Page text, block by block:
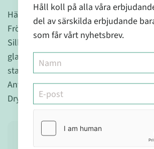
Häll vatten i den yttre glasbehållaren.
Fröer/nötter/spannmål hälls i sil-
Silbehållaren placeras i den vattenfyllda
glasbehållaren och sen mixas
stavmixer.
Använd sen morteln för att att pressa
Drycken kan sedan drickas direkt
Håll koll på alla våra
del av särskilda erbjudande
som får vårt nyhetsbrev.